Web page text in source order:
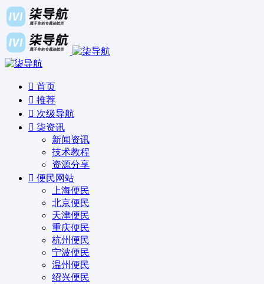
首页
推荐
次级导航
柒资讯
新闻资讯
技术教程
资源分享
便民网站
上海便民
北京便民
天津便民
重庆便民
杭州便民
宁波便民
温州便民
绍兴便民